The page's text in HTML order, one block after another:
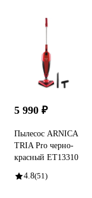
5 990 ₽
Пылесос ARNICA
TRIA Pro черно-
красный ET13310
4.8(51)